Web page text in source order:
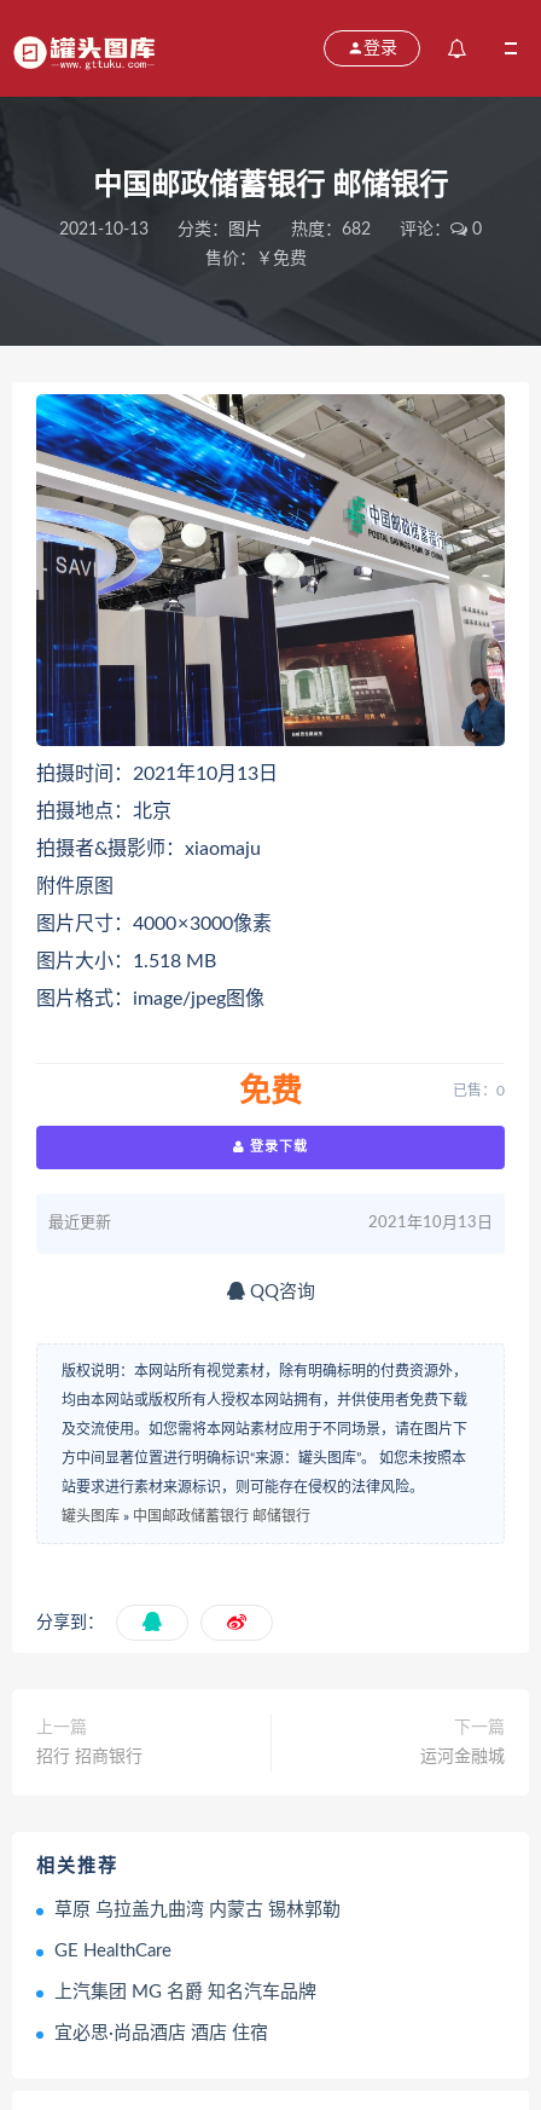
登录
中国邮政储蓄银行 邮储银行
2021-10-13 分类： 图片 热度：682 评论：
0
售价：￥免费
拍摄时间：2021年10月13日
拍摄地点：北京
拍摄者&摄影师：xiaomaju
附件原图
图片尺寸：4000 × 3000像素
图片大小：1.518 MB
图片格式：image/jpeg图像
免费 已售：0
登录下载
最近更新 2021年10月13日
QQ咨询
版权说明：本网站所有视觉素材，除有明确标明的付费资源外，
均由本网站或版权所有人授权本网站拥有，并供使用者免费下载
及交流使用。如您需将本网站素材应用于不同场景，请在图片下
方中间显著位置进行明确标识“来源：罐头图库”。 如您未按照本
站要求进行素材来源标识，则可能存在侵权的法律风险。
罐头图库 » 中国邮政储蓄银行 邮储银行
分享到：
上一篇
招行 招商银行
下一篇
运河金融城
相关推荐
草原 乌拉盖九曲湾 内蒙古 锡林郭勒
GE HealthCare
上汽集团 MG 名爵 知名汽车品牌
宜必思·尚品酒店 酒店 住宿